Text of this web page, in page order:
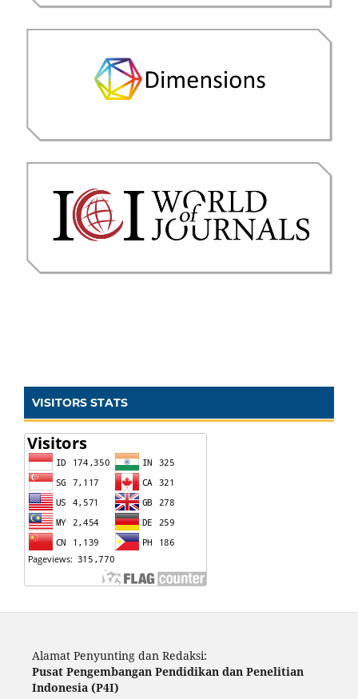
VISITORS STATS
Alamat Penyunting dan Redaksi:
Pusat Pengembangan Pendidikan dan Penelitian
Indonesia (P4I)